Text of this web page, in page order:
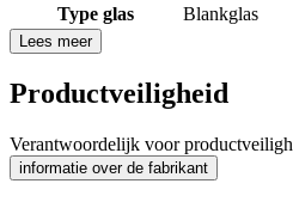
Type glas
Blankglas
Lees meer
Productveiligheid
Verantwoordelijk voor
informatie over de fabrikant